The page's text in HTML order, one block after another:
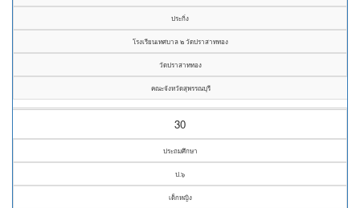
ประกิ่ง
โรงเรียนเทศบาล ๒ วัดปราสาททอง
วัดปราสาททอง
คณะจังหวัดสุพรรณบุรี
30
ประถมศึกษา
ป.๖
เด็กหญิง